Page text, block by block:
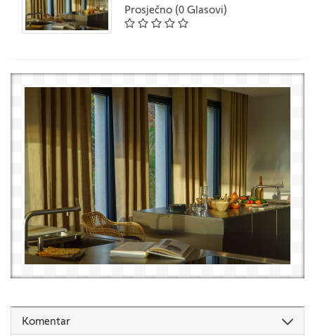
Prosječno (0 Glasovi)
Komentar